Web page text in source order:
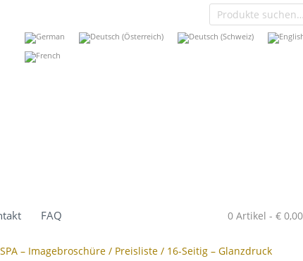
FAQ 0 Artikel - € 0,00
SPA – Imagebroschüre / Preisliste / 16-Seitig – Glanzdruck